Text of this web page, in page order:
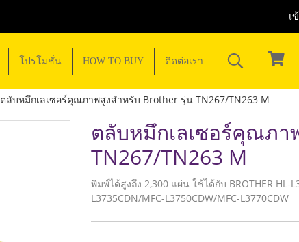
เ
โปรโมชั่น HOW TO BUY ติดต่อเรา
ตลับหมึกเลเซอร์คุณภาพสูงสำหรับ Brother รุ่น TN267/TN263 M
ตลับหมึกเลเซอร์คุณภา
TN267/TN263 M
พิมพ์ได้สูงถึง 2,300 แผ่น ใช้ได้กับ BROTHER HL-
L3735CDN/MFC-L3750CDW/MFC-L3770CDW